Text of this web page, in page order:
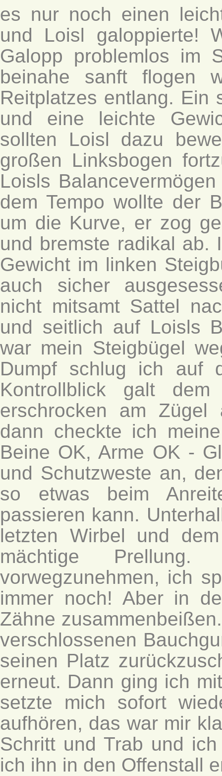
es nur noch einen
und Loisl galoppierte!
Galopp problemlos im
beinahe sanft flogen
Reitplatzes entlang. Ein
und eine leichte
sollten Loisl dazu
großen Linksbogen
Loisls
dem Tempo wollte der
um die Kurve, er zog
und bremste radikal ab.
Gewicht im linken
auch sicher
nicht mitsamt Sattel
und seitlich auf Loisls
war mein Steigbügel
Dumpf schlug ich auf
Kontrollblick galt
erschrocken am
dann checkte ich
Beine OK, Arme OK -
und Schutzweste an,
so etwas beim
passieren kann.
letzten Wirbel und
mächtige
vorwegzunehmen, ich
immer noch! Aber in
Zähne
verschlossenen
seinen Platz
erneut. Dann ging ich
setzte mich sofort
aufhören, das war mir
Schritt und Trab und
ich ihn in den Offenstall